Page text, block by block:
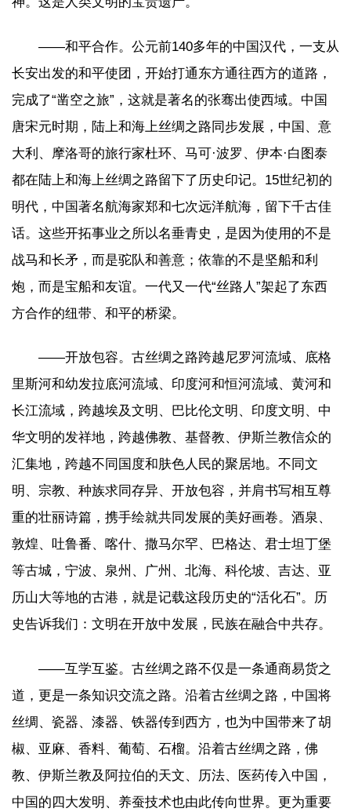
——和平合作。公元前140多年的中国汉代，一支从
长安出发的和平使团，开始打通东方通往西方的道路，
完成了“凿空之旅”，这就是著名的张骞出使西域。中国
唐宋元时期，陆上和海上丝绸之路同步发展，中国、意
大利、摩洛哥的旅行家杜环、马可·波罗、伊本·白图泰
都在陆上和海上丝绸之路留下了历史印记。15世纪初的
明代，中国著名航海家郑和七次远洋航海，留下千古佳
话。这些开拓事业之所以名垂青史，是因为使用的不是
战马和长矛，而是驼队和善意；依靠的不是坚船和利
炮，而是宝船和友谊。一代又一代“丝路人”架起了东西
方合作的纽带、和平的桥梁。
——开放包容。古丝绸之路跨越尼罗河流域、底格
里斯河和幼发拉底河流域、印度河和恒河流域、黄河和
长江流域，跨越埃及文明、巴比伦文明、印度文明、中
华文明的发祥地，跨越佛教、基督教、伊斯兰教信众的
汇集地，跨越不同国度和肤色人民的聚居地。不同文
明、宗教、种族求同存异、开放包容，并肩书写相互尊
重的壮丽诗篇，携手绘就共同发展的美好画卷。酒泉、
敦煌、吐鲁番、喀什、撒马尔罕、巴格达、君士坦丁堡
等古城，宁波、泉州、广州、北海、科伦坡、吉达、亚
历山大等地的古港，就是记载这段历史的“活化石”。历
史告诉我们：文明在开放中发展，民族在融合中共存。
——互学互鉴。古丝绸之路不仅是一条通商易货之
道，更是一条知识交流之路。沿着古丝绸之路，中国将
丝绸、瓷器、漆器、铁器传到西方，也为中国带来了胡
椒、亚麻、香料、葡萄、石榴。沿着古丝绸之路，佛
教、伊斯兰教及阿拉伯的天文、历法、医药传入中国，
中国的四大发明、养蚕技术也由此传向世界。更为重要